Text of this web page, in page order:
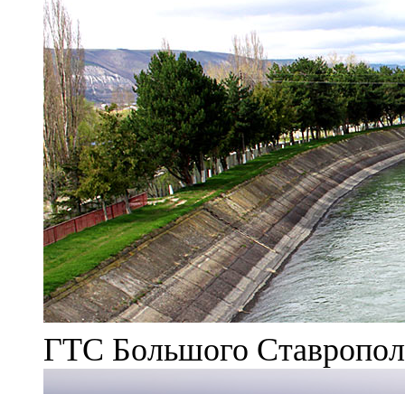
ГТС Большого